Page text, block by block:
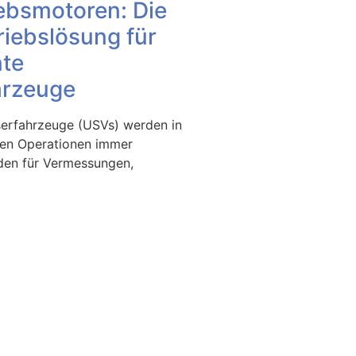
Die
für
(USVs) werden in
Operationen immer
für Vermessungen,